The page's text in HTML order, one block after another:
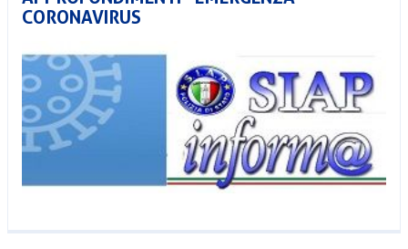
CORONAVIRUS